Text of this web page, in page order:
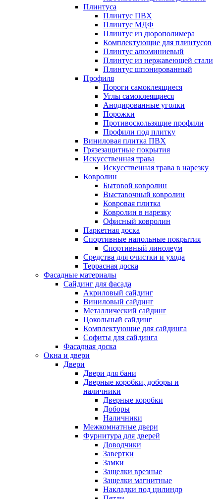
Плинтуса
Плинтус ПВХ
Плинтус МДФ
Плинтус из дюрополимера
Комплектующие для плинтусов
Плинтус алюминиевый
Плинтус из нержавеющей стали
Плинтус шпонированный
Профиля
Пороги самоклеящиеся
Углы самоклеящиеся
Анодированные уголки
Порожки
Противоскользящие профили
Профили под плитку
Виниловая плитка ПВХ
Грязезащитные покрытия
Искусственная трава
Искусственная трава в нарезку
Ковролин
Бытовой ковролин
Выставочный ковролин
Ковровая плитка
Ковролин в нарезку
Офисный ковролин
Паркетная доска
Спортивные напольные покрытия
Спортивный линолеум
Средства для очистки и ухода
Террасная доска
Фасадные материалы
Сайдинг для фасада
Акриловый сайдинг
Виниловый сайдинг
Металлический сайдинг
Цокольный сайдинг
Комплектующие для сайдинга
Софиты для сайдинга
Фасадная доска
Окна и двери
Двери
Двери для бани
Дверные коробки, доборы и
наличники
Дверные коробки
Доборы
Наличники
Межкомнатные двери
Фурнитура для дверей
Доводчики
Завертки
Замки
Защелки врезные
Защелки магнитные
Накладки под цилиндр